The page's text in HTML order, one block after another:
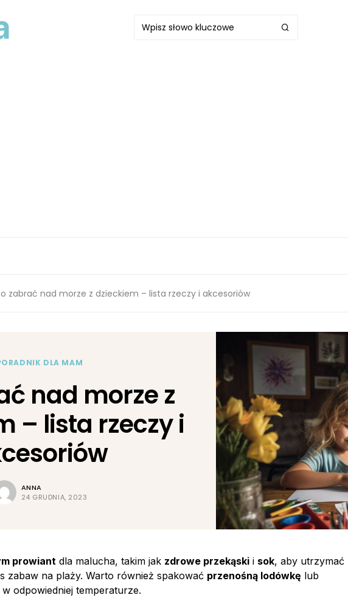
zabrać nad morze z dzieckiem – lista rzeczy i akcesoriów
DLA MAM
nad morze z
– lista rzeczy i
ANNA
24 GRUDNIA, 2023
prowiant dla malucha, takim jak zdrowe przekąski i sok, aby utrzymać
zabaw na plaży. Warto również spakować przenośną lodówkę lub
odpowiedniej temperaturze.